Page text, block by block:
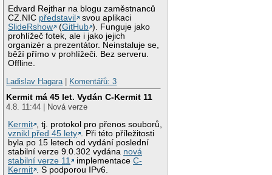
Edvard Rejthar na blogu zaměstnanců
CZ.NIC představil
svou aplikaci
SlideRshow
(GitHub ). Funguje jako
prohlížeč fotek, ale i jako jejich
organizér a prezentátor. Neinstaluje se,
běží přímo v prohlížeči. Bez serveru.
Offline.
Ladislav Hagara | Komentářů: 3
Kermit má 45 let. Vydán C-Kermit 11
4.8. 11:44 | Nová verze
Kermit , tj. protokol pro přenos souborů,
vznikl před 45 lety . Při této příležitosti
byla po 15 letech od vydání poslední
stabilní verze 9.0.302 vydána nová
stabilní verze 11
implementaceC-
Kermit . S podporou IPv6.